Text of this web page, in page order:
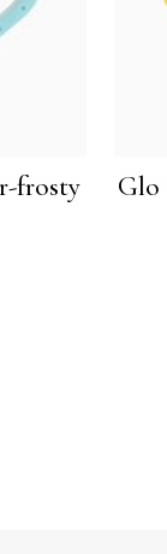
frosty
Glo